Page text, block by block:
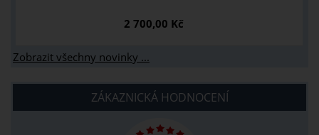
2 700,00 Kč
Zobrazit všechny novinky ...
ZÁKAZNICKÁ HODNOCENÍ